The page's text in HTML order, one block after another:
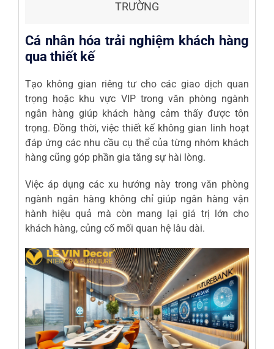
TRƯỜNG
Cá nhân hóa trải nghiệm khách hàng
qua thiết kế
Tạo không gian riêng tư cho các giao dịch quan
trọng hoặc khu vực VIP trong văn phòng ngành
ngân hàng giúp khách hàng cảm thấy được tôn
trọng. Đồng thời, việc thiết kế không gian linh hoạt
đáp ứng các nhu cầu cụ thể của từng nhóm khách
hàng cũng góp phần gia tăng sự hài lòng.
Việc áp dụng các xu hướng này trong văn phòng
ngành ngân hàng không chỉ giúp ngân hàng vận
hành hiệu quả mà còn mang lại giá trị lớn cho
khách hàng, củng cố mối quan hệ lâu dài.